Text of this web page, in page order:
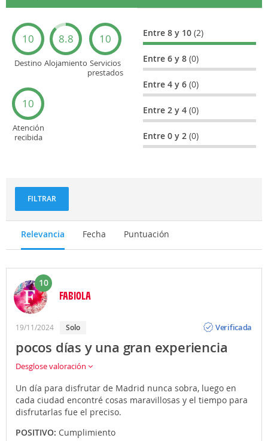
10
Destino
8.8
Alojamiento
10
Servicios
prestados
10
Atención
recibida
Entre 8 y 10(2)
Entre 6 y 8(0)
Entre 4 y 6(0)
Entre 2 y 4(0)
Entre 0 y 2(0)
FILTRAR
Relevancia Fecha Puntuación
10
FABIOLA
19/11/2024 Solo
Verificada
pocos días y una gran experiencia
Desglose valoración
Un día para disfrutar de Madrid nunca sobra, luego en
cada ciudad encontré cosas maravillosas y el tiempo para
disfrutarlas fue el preciso.
POSITIVO: Cumplimiento